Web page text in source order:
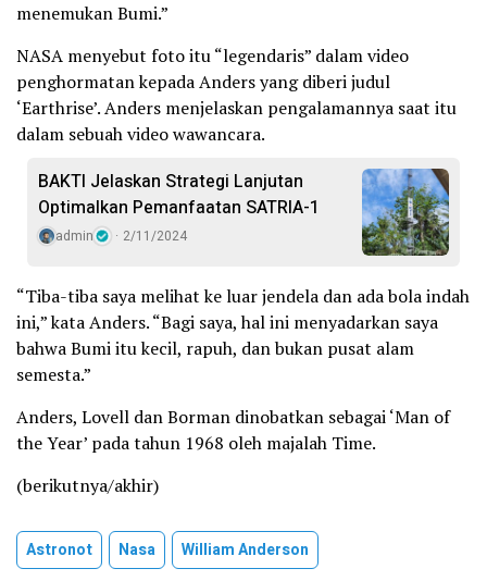
menemukan Bumi.”
NASA menyebut foto itu “legendaris” dalam video
penghormatan kepada Anders yang diberi judul
‘Earthrise’. Anders menjelaskan pengalamannya saat itu
dalam sebuah video wawancara.
BAKTI Jelaskan Strategi Lanjutan
Optimalkan Pemanfaatan SATRIA-1
admin 2/11/2024
“Tiba-tiba saya melihat ke luar jendela dan ada bola indah
ini,” kata Anders. “Bagi saya, hal ini menyadarkan saya
bahwa Bumi itu kecil, rapuh, dan bukan pusat alam
semesta.”
Anders, Lovell dan Borman dinobatkan sebagai ‘Man of
the Year’ pada tahun 1968 oleh majalah Time.
(berikutnya/akhir)
Astronot Nasa William Anderson